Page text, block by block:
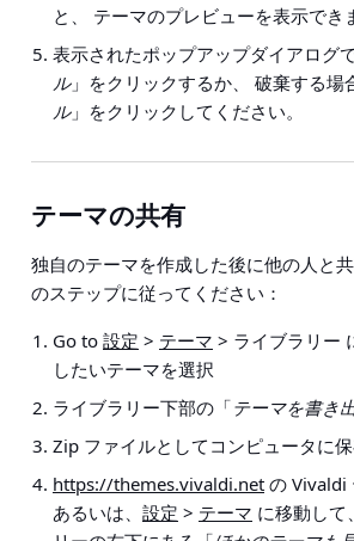
と、 テーマのプレビューを表示でき
表示されたポップアップダイアログ
ル」をクリックするか、 破棄する場
ル」をクリックしてください。
テーマの共有
独自のテーマを作成した後に他の人と
のステップに従ってください：
Go to 設定 > テーマ > ライブラリー
したいテーマを選択
ライブラリー下部の「テーマを書き
Zip ファイルとしてコンピュータに
https://themes.vivaldi.net の Vivaldi
あるいは、 設定 > テーマ に移動して